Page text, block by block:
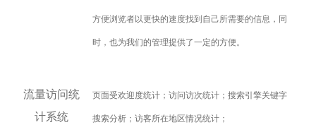
方便浏览者以更快的速度找到自己所需要的信息，同
时，也为我们的管理提供了一定的方便。
流量访问统
计系统
页面受欢迎度统计；访问访次统计；搜索引擎关键字
搜索分析；访客所在地区情况统计；